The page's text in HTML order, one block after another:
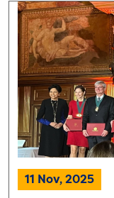
11 Nov, 2025